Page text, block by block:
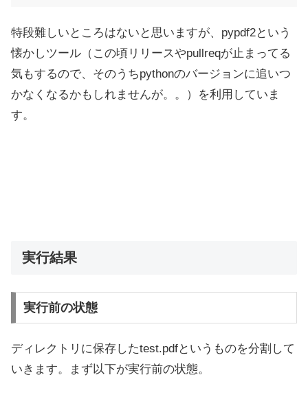
特段難しいところはないと思いますが、pypdf2という
懐かしツール（この頃リリースやpullreqが止まってる
気もするので、そのうちpythonのバージョンに追いつ
かなくなるかもしれませんが。。）を利用していま
す。
実行結果
実行前の状態
ディレクトリに保存したtest.pdfというものを分割して
いきます。まず以下が実行前の状態。